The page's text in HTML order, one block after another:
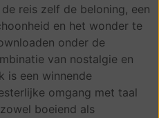
reis zelf de beloning, een
en het wonder te
onder de
van nostalgie en
is een winnende
omgang met taal
boeiend als